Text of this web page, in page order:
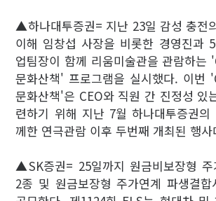
▲하나대투증권= 지난 23일 감성 충전
이해 임창섭 사장을 비롯한 경영진과
업팀장이 함께 리움미술관을 관람하는
문화산책' 프로그램을 실시했다. 이번
문화산책'은 CEO와 직원 간 진정성 있
련하기 위해 지난 7월 하나대투증권
께한 연극관람 이후 두번째 개최된 행사
▲SK증권= 25일까지 원금비보장형 주
2종 및 원금보장형 주가연계 파생결